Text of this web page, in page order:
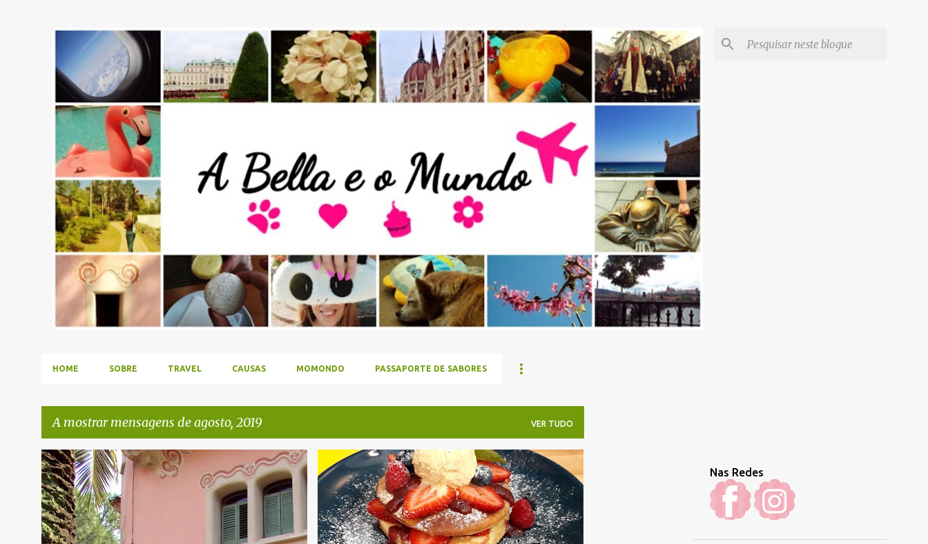
HOME SOBRE TRAVEL CAUSAS MOMONDO PASSAPORTE DE SABORES
A mostrar mensagens de agosto, 2019 VER TUDO
M
e
n
s
MOMONDO OFERTAS +
OPEN WORLD TRAVELERS AMBASSADOR PROGRAM
FOODIE SETÚBAL TURQUESA Nas Redes